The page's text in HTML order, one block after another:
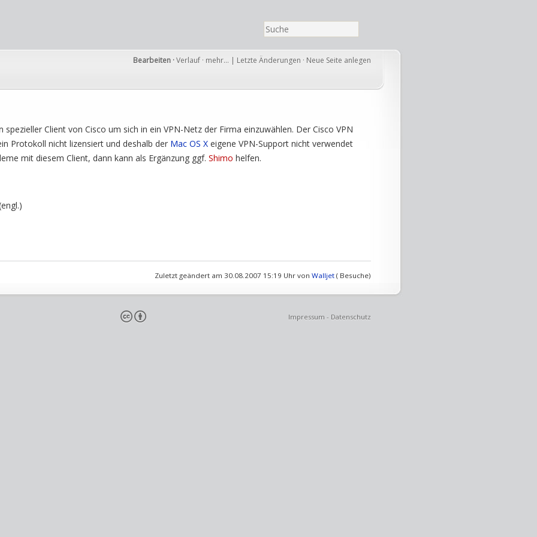
Bearbeiten ·Verlauf · mehr… | Letzte Änderungen · Neue Seite anlegen
spezieller Client von Cisco um sich in ein VPN-Netz der Firma einzuwählen. Der Cisco VPN
Protokoll nicht lizensiert und deshalb der Mac OS X eigene VPN-Support nicht verwendet
mit diesem Client, dann kann als Ergänzung ggf. Shimo helfen.
Zuletzt geändert am 30.08.2007 15:19 Uhr von Walljet ( Besuche)
Impressum - Datenschutz
cb